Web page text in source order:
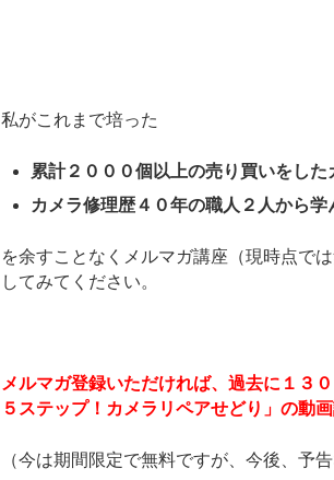
私がこれまで培った
累計２０００個以上の売り買いをし
カメラ修理歴４０年の職人２人から
を余すことなくメルマガ講座（現時点で
してみてください。
メルマガ登録いただければ、過去に１３
５ステップ！カメラリペアせどり」の動
（今は期間限定で無料ですが、今後、予